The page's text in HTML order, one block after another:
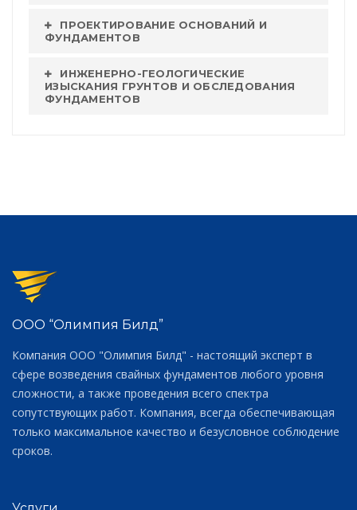
ПРОЕКТИРОВАНИЕ ОСНОВАНИЙ И
ФУНДАМЕНТОВ
ИНЖЕНЕРНО-ГЕОЛОГИЧЕСКИЕ
ИЗЫСКАНИЯ ГРУНТОВ И ОБСЛЕДОВАНИЯ
ФУНДАМЕНТОВ
ООО “Олимпия Билд”
Компания ООО "Олимпия Билд" - настоящий эксперт в
сфере возведения свайных фундаментов любого уровня
сложности, а также проведения всего спектра
сопутствующих работ. Компания, всегда обеспечивающая
только максимальное качество и безусловное соблюдение
сроков.